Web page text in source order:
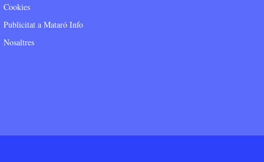
Cookies
Publicitat a Mataró Info
Nosaltres